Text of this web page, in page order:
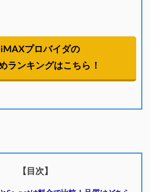
プロバイダの
ランキングはこちら！
【目次】